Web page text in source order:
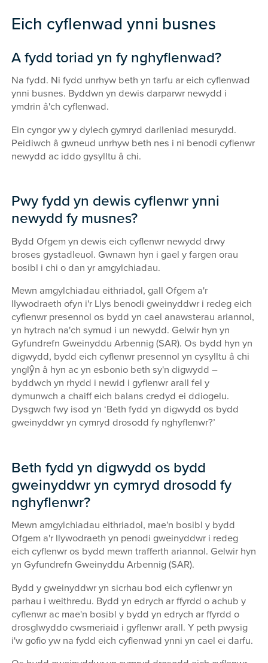
Eich cyflenwad ynni busnes
A fydd toriad yn fy nghyflenwad?
Na fydd. Ni fydd unrhyw beth yn tarfu ar eich cyflenwad
ynni busnes. Byddwn yn dewis darparwr newydd i
ymdrin â'ch cyflenwad.
Ein cyngor yw y dylech gymryd darlleniad mesurydd.
Peidiwch â gwneud unrhyw beth nes i ni benodi cyflenwr
newydd ac iddo gysylltu â chi.
Pwy fydd yn dewis cyflenwr ynni
newydd fy musnes?
Bydd Ofgem yn dewis eich cyflenwr newydd drwy
broses gystadleuol. Gwnawn hyn i gael y fargen orau
bosibl i chi o dan yr amgylchiadau.
Mewn amgylchiadau eithriadol, gall Ofgem a'r
llywodraeth ofyn i'r Llys benodi gweinyddwr i redeg eich
cyflenwr presennol os bydd yn cael anawsterau ariannol,
yn hytrach na'ch symud i un newydd. Gelwir hyn yn
Gyfundrefn Gweinyddu Arbennig (SAR). Os bydd hyn yn
digwydd, bydd eich cyflenwr presennol yn cysylltu â chi
ynglŷn â hyn ac yn esbonio beth sy'n digwydd –
byddwch yn rhydd i newid i gyflenwr arall fel y
dymunwch a chaiff eich balans credyd ei ddiogelu.
Dysgwch fwy isod yn ‘Beth fydd yn digwydd os bydd
gweinyddwr yn cymryd drosodd fy nghyflenwr?’
Beth fydd yn digwydd os bydd
gweinyddwr yn cymryd drosodd fy
nghyflenwr?
Mewn amgylchiadau eithriadol, mae'n bosibl y bydd
Ofgem a'r llywodraeth yn penodi gweinyddwr i redeg
eich cyflenwr os bydd mewn trafferth ariannol. Gelwir hyn
yn Gyfundrefn Gweinyddu Arbennig (SAR).
Bydd y gweinyddwr yn sicrhau bod eich cyflenwr yn
parhau i weithredu. Bydd yn edrych ar ffyrdd o achub y
cyflenwr ac mae'n bosibl y bydd yn edrych ar ffyrdd o
drosglwyddo cwsmeriaid i gyflenwr arall. Y peth pwysig
i'w gofio yw na fydd eich cyflenwad ynni yn cael ei darfu.